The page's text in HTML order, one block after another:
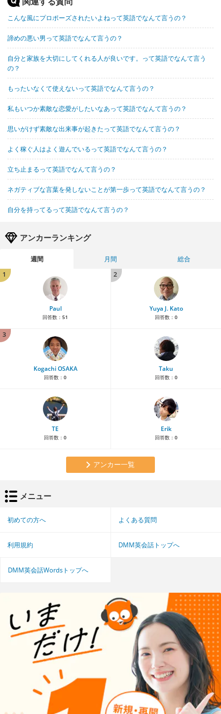
こんな風にプロポーズされたいよねって英語でなんて言うの？
諦めの悪い男って英語でなんて言うの？
自分と家族を大切にしてくれる人が良いです。って英語でなんて言う
の？
もったいなくて使えないって英語でなんて言うの？
私もいつか素敵な恋愛がしたいなあって英語でなんて言うの？
思いがけず素敵な出来事が起きたって英語でなんて言うの？
よく稼ぐ人はよく遊んでいるって英語でなんて言うの？
立ち止まるって英語でなんて言うの？
ネガティブな言葉を発しないことが第一歩って英語でなんて言うの？
自分を持ってるって英語でなんて言うの？
アンカーランキング
週間 月間
総合
1
Paul
回答数： 51
2
Yuya J. Kato
回答数： 0
3
Kogachi OSAKA
回答数： 0
Taku
回答数： 0
TE
回答数： 0
Erik
回答数： 0
アンカー一覧
メニュー
初めての方へ よくある質問
利用規約 DMM英会話トップへ
DMM英会話Wordsトップへ